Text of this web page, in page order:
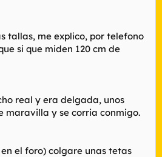
tallas, me explico, por telefono
si que miden 120 cm de
real y era delgada, unos
maravilla y se corria conmigo.
el foro) colgare unas tetas